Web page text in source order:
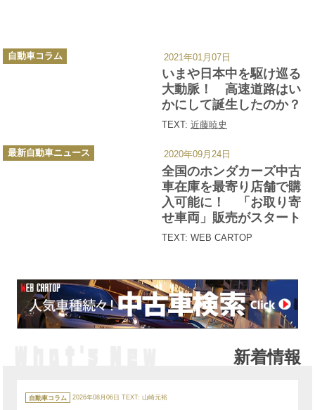
いまや日本中を駆け巡る
大動脈！ 高速道路はい
かにして誕生したのか？
TEXT: 近藤暁史
カ
テ
自動車コラム 2021年01月07日
全国のホンダカーズ中古
車在庫を最寄り店舗で購
入可能に！ 「お取り寄
せ車両」販売がスタート
TEXT: WEB CARTOP
カ
テ
最新自動車ニュース 2020年09月24日
新着情報
テ
ゴ
自動車コラム 2026年08月06日 TEXT: 山崎元裕